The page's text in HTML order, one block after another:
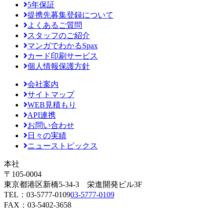
5年保証
提携先募集登録について
よくあるご質問
スタッフのご紹介
マンガでわかるSpax
カード印刷サービス
個人情報保護方針
会社案内
サイトマップ
WEB見積もり
API連携
お問い合わせ
日々の実績
ニューストピックス
本社
〒105-0004
東京都港区新橋5-34-3 栄進開発ビル3F
TEL： 03-5777-010903-5777-0109
FAX：03-5402-3658